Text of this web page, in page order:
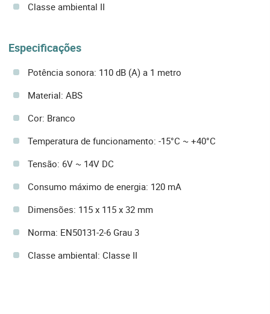
Classe ambiental II
Especificações
Potência sonora: 110 dB (A) a 1 metro
Material: ABS
Cor: Branco
Temperatura de funcionamento: -15°C ~ +40°C
Tensão: 6V ~ 14V DC
Consumo máximo de energia: 120 mA
Dimensões: 115 x 115 x 32 mm
Norma: EN50131-2-6 Grau 3
Classe ambiental: Classe II